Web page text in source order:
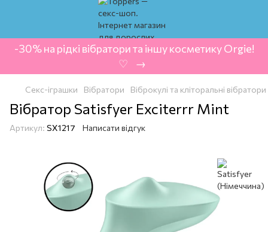
-30% на рідкі вібратори та іншу косметику Orgie!
‍ ♡ ‍ → ‍
Секс-іграшки Вібратори Віброкулі та кліторальні вібратори
Вібратор Satisfyer Exciterrr Mint
Артикул: SX1217 Написати відгук